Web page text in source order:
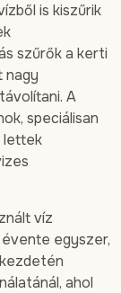
is kiszűrik
szűrők a kerti
nagy
A
speciálisan
lettek
víz
egyszer,
ahol